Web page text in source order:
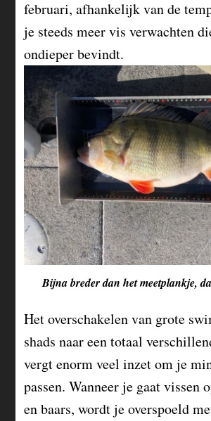
februari, afhankelijk van de
je steeds meer vis verwachten
ondieper bevindt.
Bijna breder dan het meetplankje,
Het overschakelen van grote
shads naar een totaal
vergt enorm veel inzet om je
passen. Wanneer je gaat vissen
en baars, wordt je overspoeld